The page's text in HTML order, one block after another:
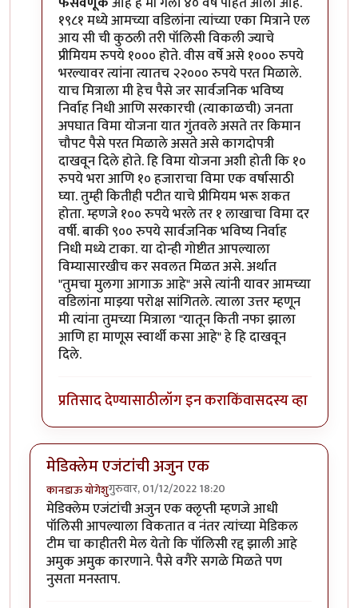
१९८१ मध्ये आमच्या वडिलांना त्यांच्या एका मित्राने एल
आय सी ची कुठली तरी पॉलिसी विकली ज्याचे
प्रीमियम रुपये १००० होते. वीस वर्षे असे १००० रुपये
भरल्यावर त्यांना त्यातच २२००० रुपये परत मिळाले.
याच मित्राला मी हेच पैसे जर सार्वजनिक भविष्य
निर्वाह निधी आणि सरकारची (त्याकाळची) जनता
अपघात विमा योजना यात गुंतवले असते तर किमान
चौपट पैसे परत मिळाले असते असे कागदोपत्री
दाखवून दिले होते. हि विमा योजना अशी होती कि १०
रुपये भरा आणि १० हजाराचा विमा एक वर्षासाठी
घ्या. तुम्ही कितीही पटीत याचे प्रीमियम भरू शकत
होता. म्हणजे १०० रुपये भरले तर १ लाखाचा विमा दर
वर्षी. बाकी ९०० रुपये सार्वजनिक भविष्य निर्वाह
निधी मध्ये टाका. या दोन्ही गोष्टीत आपल्याला
विम्यासारखीच कर सवलत मिळत असे. अर्थात
"तुमचा मुलगा आगाऊ आहे" असे त्यांनी यावर आमच्या
वडिलांना माझ्या परोक्ष सांगितले. त्याला उत्तर म्हणून
मी त्यांना तुमच्या मित्राला "यातून किती नफा झाला
आणि हा माणूस स्वार्थी कसा आहे" हे हि दाखवून
दिले.
प्रतिसाद देण्यासाठीलॉग इन कराकिंवासदस्य व्हा
मेडिक्लेम एजंटांची अजुन एक
कानडाऊ योगेशुगुरुवार, 01/12/2022 18:20
मेडिक्लेम एजंटांची अजुन एक क्लृप्ती म्हणजे आधी
पॉलिसी आपल्याला विकतात व नंतर त्यांच्या मेडिकल
टीम चा काहीतरी मेल येतो कि पॉलिसी रद्द झाली आहे
अमुक अमुक कारणाने. पैसे वगैरे सगळे मिळते पण
नुसता मनस्ताप.